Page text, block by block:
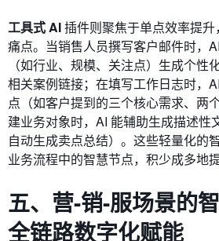
工具式 AI插件则聚焦于单点效率提
痛点。当销售人员撰写客户邮件时，
（如行业、规模、关注点）生成个性
相关案例链接；在填写工作日志时，
点（如客户提到的三个核心需求、两
建业务对象时，AI 能辅助生成描述性
自动生成卖点总结）。这些轻量化的
业务流程中的智慧节点，积少成多地
五、 营-销-服场景的
全链路数字化赋能